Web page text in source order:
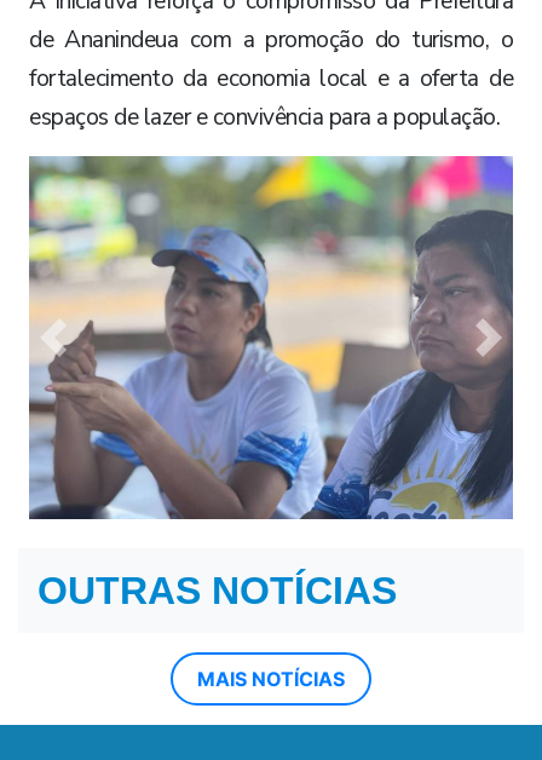
de Ananindeua com a promoção do turismo, o
fortalecimento da economia local e a oferta de
espaços de lazer e convivência para a população.
Previous Next
OUTRAS NOTÍCIAS
MAIS NOTÍCIAS